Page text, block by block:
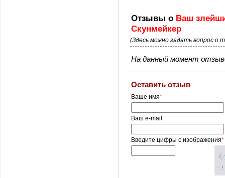
Отзывы о Ваш
Скунмейкер
(Здесь можно задать вопрос о
На данный момент
Оставить отзыв
Ваше имя*
Ваш e-mail
Введите цифры с изображения*